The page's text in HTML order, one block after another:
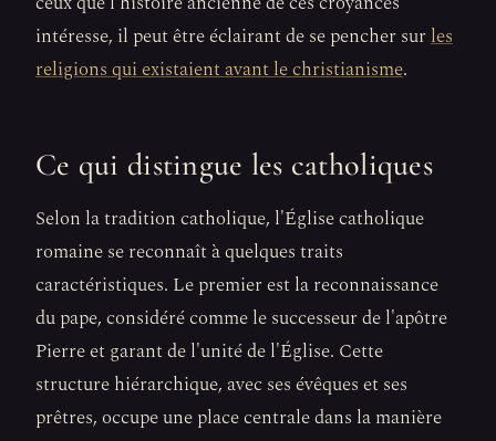
intéresse, il peut être éclairant de se pencher surles
religions qui existaient avant le christianisme.
Ce qui distingue les catholiques
Selon la tradition catholique, l'Église catholique
romaine se reconnaît à quelques traits
caractéristiques. Le premier est la reconnaissance
du pape, considéré comme le successeur de l'apôtre
Pierre et garant de l'unité de l'Église. Cette
structure hiérarchique, avec ses évêques et ses
prêtres, occupe une place centrale dans la manière